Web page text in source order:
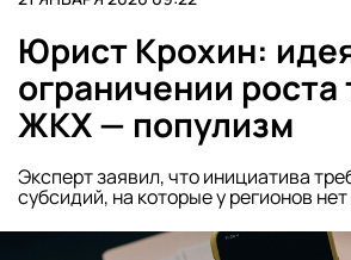
Юрист Крохин:
ограничении
ЖКХ — популизм
Эксперт заявил, что инициатива
субсидий, на которые у регионов